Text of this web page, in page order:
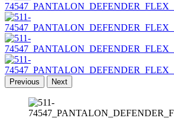
Previous Next